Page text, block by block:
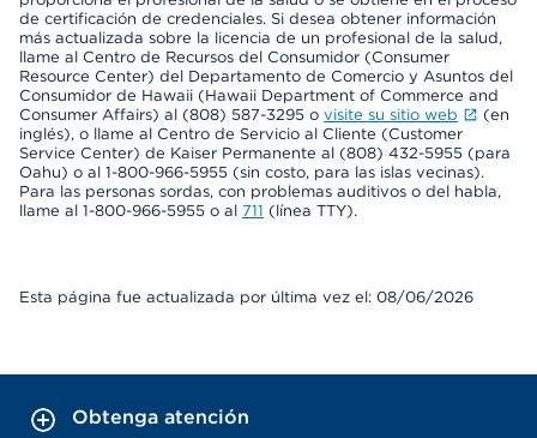
de certificación de credenciales. Si desea obtener información
más actualizada sobre la licencia de un profesional de la salud,
llame al Centro de Recursos del Consumidor (Consumer
Resource Center) del Departamento de Comercio y Asuntos del
Consumidor de Hawaii (Hawaii Department of Commerce and
Consumer Affairs) al (808) 587-3295 o visite su sitio web
(en
inglés), o llame al Centro de Servicio al Cliente (Customer
Service Center) de Kaiser Permanente al (808) 432-5955 (para
Oahu) o al 1-800-966-5955 (sin costo, para las islas vecinas).
Para las personas sordas, con problemas auditivos o del habla,
llame al 1-800-966-5955 o al 711 (línea TTY).
Esta página fue actualizada por última vez el: 08/06/2026
Obtenga atención